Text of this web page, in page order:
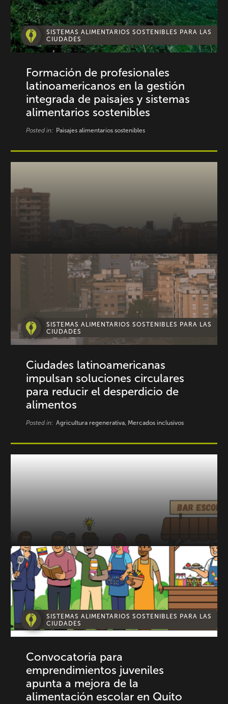
SISTEMAS ALIMENTARIOS SOSTENIBLES PARA LAS
CIUDADES
Formación de profesionales
latinoamericanos en la gestión
integrada de paisajes y sistemas
alimentarios sostenibles
Posted in: Paisajes alimentarios sostenibles
SISTEMAS ALIMENTARIOS SOSTENIBLES PARA LAS
CIUDADES
Ciudades latinoamericanas
impulsan soluciones circulares
para reducir el desperdicio de
alimentos
Posted in: Agricultura regenerativa, Mercados inclusivos
SISTEMAS ALIMENTARIOS SOSTENIBLES PARA LAS
CIUDADES
Convocatoria para
emprendimientos juveniles
apunta a mejora de la
alimentación escolar en Quito